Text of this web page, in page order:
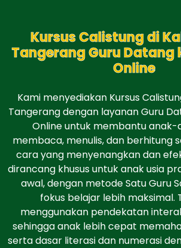
Kursus Calistung di
Tangerang Guru Datang
Online
Kami menyediakan Kursus
Tangerang dengan layanan Guru
Online untuk membantu anak-
membaca, menulis, dan berhitung
cara yang menyenangkan dan
dirancang khusus untuk anak usia
awal, dengan metode Satu Guru
fokus belajar lebih maksimal.
menggunakan pendekatan
sehingga anak lebih cepat
serta dasar literasi dan numerasi